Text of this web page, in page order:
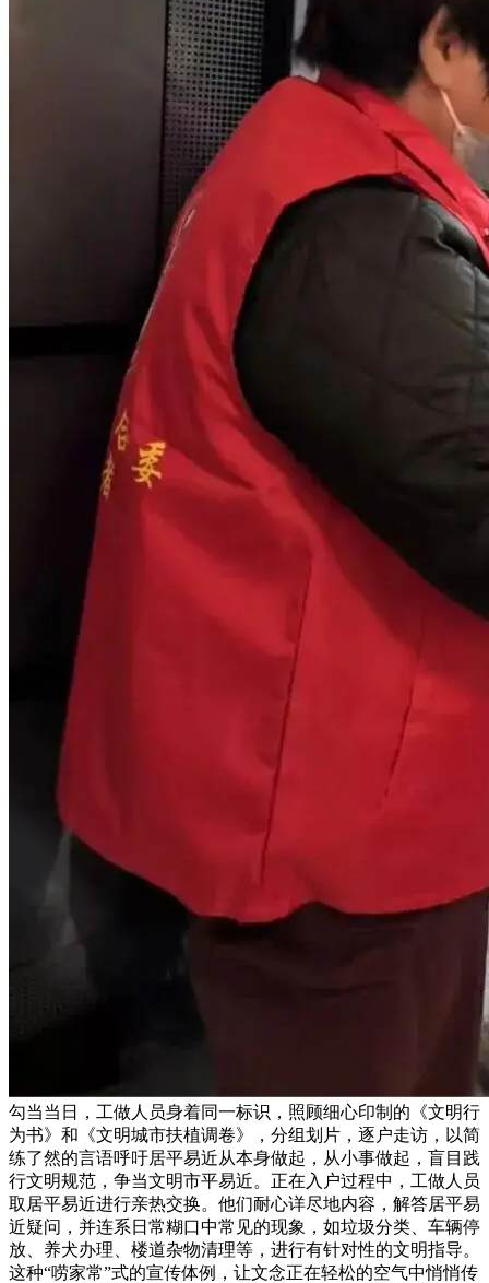
勾当当日，工做人员身着同一标识，照顾细心印制的《文明行
为书》和《文明城市扶植调卷》，分组划片，逐户走访，以简
练了然的言语呼吁居平易近从本身做起，从小事做起，盲目践
行文明规范，争当文明市平易近。正在入户过程中，工做人员
取居平易近进行亲热交换。他们耐心详尽地内容，解答居平易
近疑问，并连系日常糊口中常见的现象，如垃圾分类、车辆停
放、养犬办理、楼道杂物清理等，进行有针对性的文明指导。
这种“唠家常”式的宣传体例，让文念正在轻松的空气中悄悄传